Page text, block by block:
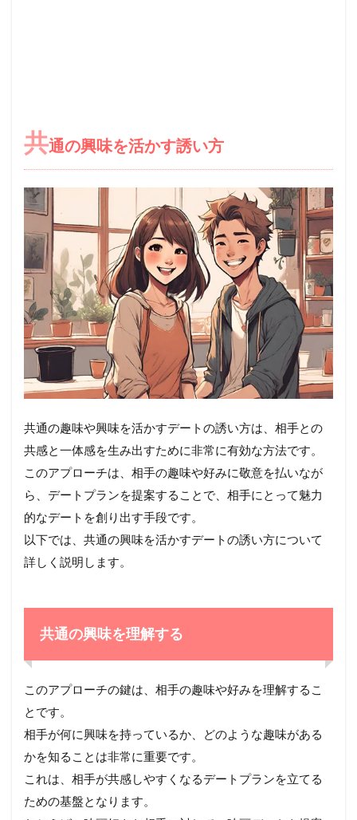
共通の興味を活かす誘い方
共通の趣味や興味を活かすデートの誘い方は、相手との
共感と一体感を生み出すために非常に有効な方法です。
このアプローチは、相手の趣味や好みに敬意を払いなが
ら、デートプランを提案することで、相手にとって魅力
的なデートを創り出す手段です。
以下では、共通の興味を活かすデートの誘い方について
詳しく説明します。
共通の興味を理解する
このアプローチの鍵は、相手の趣味や好みを理解するこ
とです。
相手が何に興味を持っているか、どのような趣味がある
かを知ることは非常に重要です。
これは、相手が共感しやすくなるデートプランを立てる
ための基盤となります。